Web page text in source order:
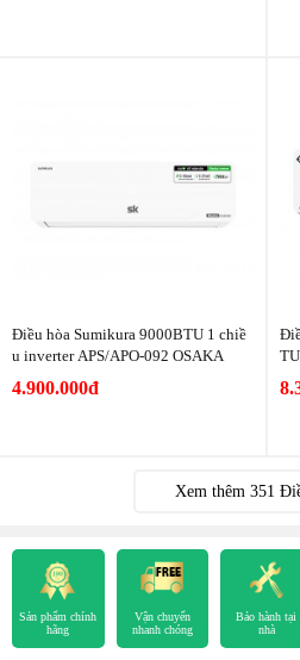
Điều hòa Sumikura 9000BTU 1 chiề
u inverter APS/APO-092 OSAKA
4.900.000đ
Xem thêm 351
Sản phẩm chính
hãng
Vận chuyển
nhanh chóng
Bảo hành tại
nhà